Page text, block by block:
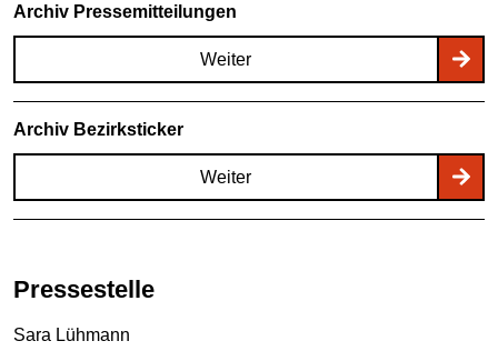
Archiv Pressemitteilungen
Weiter
Archiv Bezirksticker
Weiter
Pressestelle
Sara Lühmann